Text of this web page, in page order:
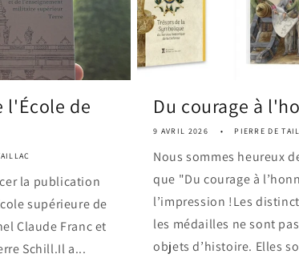
l'École de
la publication
supérieure de
Claude Franc et
Schill.Il a...
Du courage à
9 AVRIL 2026 PIERRE DE
Nous sommes heureux
que "Du courage à
l’impression !Les
les médailles ne sont
objets d’histoire. Elles